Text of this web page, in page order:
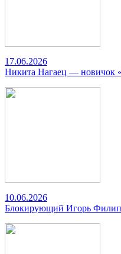
17.06.2026
Никита Нагаец — новичок
10.06.2026
Блокирующий Игорь